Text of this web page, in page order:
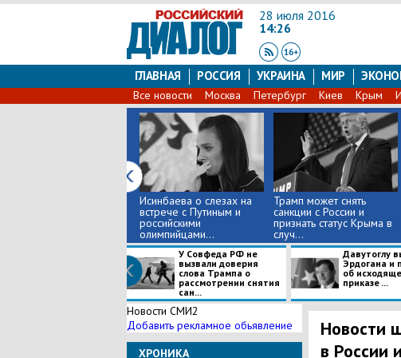
28 июля 2016
14:26
ГЛАВНАЯ РОССИЯ УКРАИНА МИР
Все новости Москва Петербург Киев Крым
Исинбаева о слезах на
встрече с Путиным и
российскими
олимпийцами...
Трамп может снять
санкции с России и
признать статус Крыма в
случ...
У Совфеда РФ не
вызвали доверия
слова Трампа о
рассмотрении снятия
сан...
Давутоглу
Эрдогана и
об
приказе ...
Новости СМИ2
Добавить рекламное обьявление
ХРОНИКА
Новости
в России